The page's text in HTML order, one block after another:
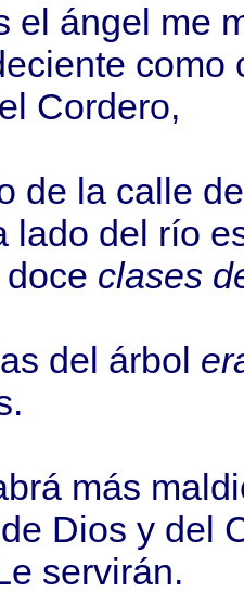
el ángel me
como
Cordero,
de la calle
lado del río
doce clases
del árbol
.
más
de Dios y del
servirán.